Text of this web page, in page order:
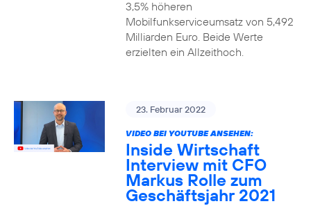
3,5% höheren
Mobilfunkserviceumsatz von 5,492
Milliarden Euro. Beide Werte
erzielten ein Allzeithoch.
23. Februar 2022
VIDEO BEI YOUTUBE ANSEHEN:
Inside Wirtschaft
Interview mit CFO
Markus Rolle zum
Geschäftsjahr 2021